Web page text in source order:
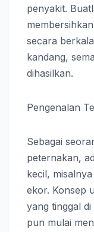
penyakit.
secara
kandang,
dihasilkan.
Pengenalan
Sebagai
peternakan,
kecil,
ekor. Konsep
yang tinggal
pun mulai